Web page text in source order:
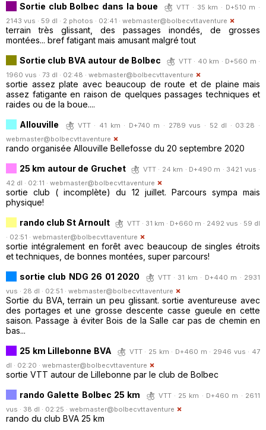
Sortie club Bolbec dans la boue
VTT · 35 km · D+510 m ·
2143 vus · 59 dl · 2 photos · 02:41 · webmaster@bolbecvttaventure
terrain très glissant, des passages inondés, de grosses
montées... bref fatigant mais amusant malgré tout
Sortie club BVA autour de Bolbec
VTT · 40 km · D+560 m ·
1960 vus · 73 dl · 02:48 · webmaster@bolbecvttaventure
sortie assez plate avec beaucoup de route et de plaine mais
assez fatigante en raison de quelques passages techniques et
raides ou de la boue....
Allouville
VTT · 41 km · D+740 m · 2789 vus · 52 dl · 03:28 ·
webmaster@bolbecvttaventure
rando organisée Allouville Bellefosse du 20 septembre 2020
25 km autour de Gruchet
VTT · 24 km · D+490 m · 3421 vus ·
42 dl · 02:11 · webmaster@bolbecvttaventure
sortie club ( incomplète) du 12 juillet. Parcours sympa mais
physique!
rando club St Arnoult
VTT · 31 km · D+660 m · 2492 vus · 59 dl
· 02:51 · webmaster@bolbecvttaventure
sortie intégralement en forêt avec beaucoup de singles étroits
et techniques, de bonnes montées, super parcours!
sortie club NDG 26 01 2020
VTT · 31 km · D+440 m · 2931
vus · 28 dl · 02:51 · webmaster@bolbecvttaventure
Sortie du BVA, terrain un peu glissant. sortie aventureuse avec
des portages et une grosse descente casse gueule en cette
saison. Passage à éviter Bois de la Salle car pas de chemin en
bas...
25 km Lillebonne BVA
VTT · 25 km · D+460 m · 2946 vus · 47
dl · 02:20 · webmaster@bolbecvttaventure
sortie VTT autour de Lillebonne par le club de Bolbec
rando Galette Bolbec 25 km
VTT · 25 km · D+460 m · 2611
vus · 38 dl · 02:25 · webmaster@bolbecvttaventure
rando du club BVA 25 km